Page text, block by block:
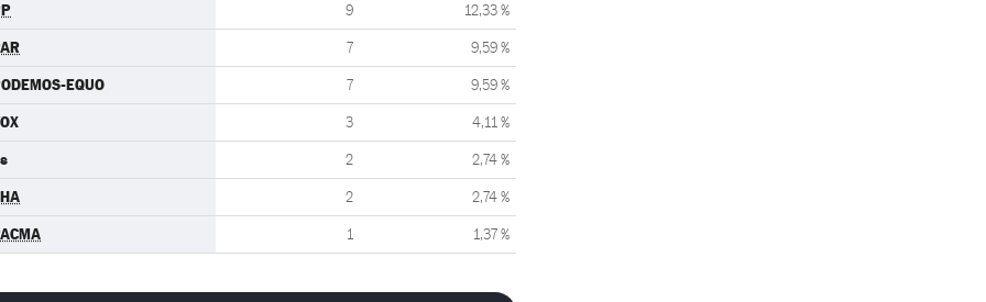
9 12,33 %
7 9,59 %
EQUO 7 9,59 %
3 4,11 %
2 2,74 %
2 2,74 %
1 1,37 %